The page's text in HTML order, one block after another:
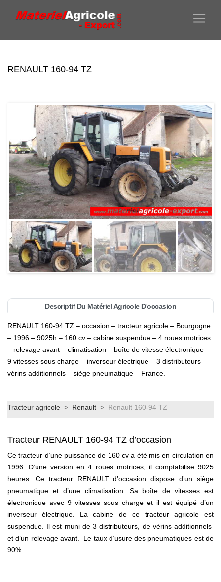
RENAULT 160-94 TZ
Descriptif Du Matériel Agricole D'occasion
RENAULT 160-94 TZ – occasion – tracteur agricole – Bourgogne
– 1996 – 9025h – 160 cv – cabine suspendue – 4 roues motrices
– relevage avant – climatisation – boîte de vitesse électronique –
9 vitesses sous charge – inverseur électrique – 3 distributeurs –
vérins additionnels – siège pneumatique – France.
Tracteur agricole > Renault > Renault 160-94 TZ
Tracteur RENAULT 160-94 TZ d’occasion
Ce tracteur d’une puissance de 160 cv a été mis en circulation en
1996. D’une version en 4 roues motrices, il comptabilise 9025
heures. Ce tracteur RENAULT d’occasion dispose d’un siège
pneumatique et d’une climatisation. Sa boîte de vitesses est
électronique avec 9 vitesses sous charge et il est équipé d’un
inverseur électrique. La cabine de ce tracteur agricole est
suspendue. Il est muni de 3 distributeurs, de vérins additionnels
et d’un relevage avant. Le taux d’usure des pneumatiques est de
90%.